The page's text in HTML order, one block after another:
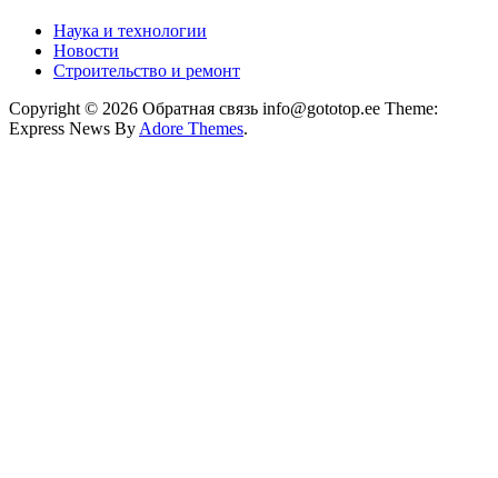
Наука и технологии
Новости
Строительство и ремонт
Copyright © 2026 Обратная связь info@gototop.ee Theme:
Express News By Adore Themes.